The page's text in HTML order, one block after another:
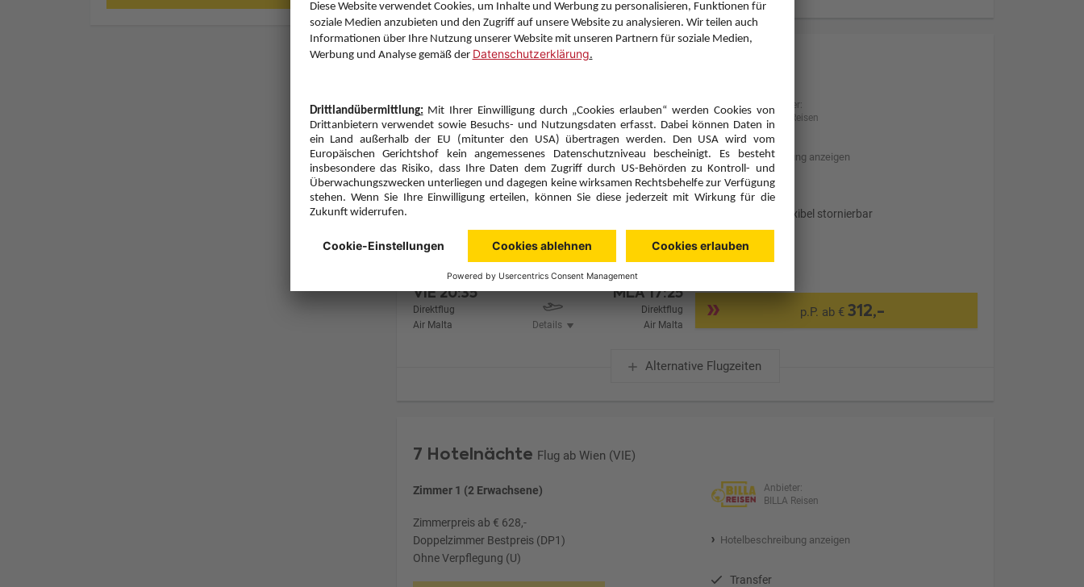
Zimmer 1 (2 Erwachsene)
Zimmerpreis ab € 624,-
Doppelzimmer Bestpreis (DP1)
Ohne Verpflegung (U)
Anbieter:
BILLA Reisen
Hotelbeschreibung anzeigen
Transfer
Optional: Flexibel stornierbar
So., 17.1.27
VIE20:35
Direktflug
Air Malta
Details
So., 24.1.27
MLA17:25
Direktflug
Air Malta
p.P. ab € 312,-
Alternative Flugzeiten
7 Hotelnächte Flug ab Wien (VIE)
Zimmer 1 (2 Erwachsene)
Zimmerpreis ab € 628,-
Doppelzimmer Bestpreis (DP1)
Ohne Verpflegung (U)
Anbieter:
BILLA Reisen
Hotelbeschreibung anzeigen
Transfer